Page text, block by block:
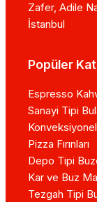
Zafer, Adile
İstanbul
Popüler
Espresso
Sanayi Tipi
Konveksiyonel
Pizza Fırınları
Depo Tipi
Kar ve Buz
Tezgah Tipi